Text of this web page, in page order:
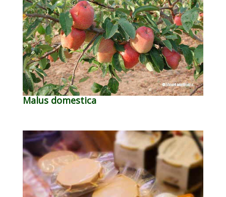
Malus domestica